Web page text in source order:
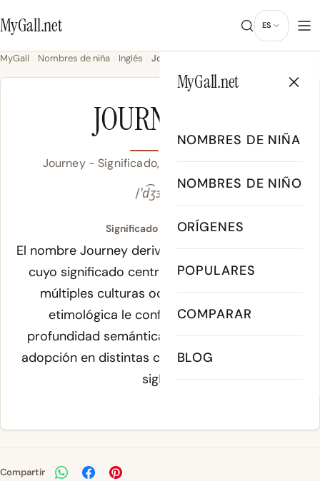
MyGall.net ES
MyGall.net
NOMBRES DE NIÑA
NOMBRES DE NIÑO
ORÍGENES
POPULARES
COMPARAR
BLOG
MyGall Nombres de niña Inglés Journey
JOURNEY
Journey - Significado, Origen & Popularidad
/ˈd͡ʒɜɹ.ni/
Significado de Journey:
El nombre Journey deriva del anglosajónjusticia,
cuyo significado central es con presencia en
múltiples culturas occidentales. Esta raíz
etimológica le confiere al nombre una
profundidad semántica que ha favorecido su
adopción en distintas culturas a lo largo de los
siglos.
Compartir